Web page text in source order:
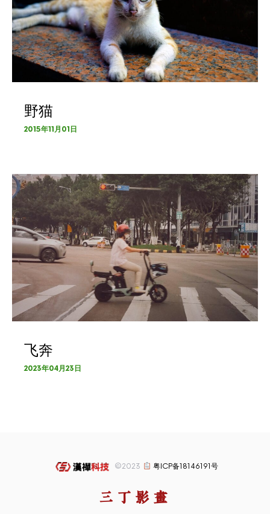
野猫
2015年11月01日
飞奔
2023年04月23日
©2023 粤ICP备18146191号
三丁影画